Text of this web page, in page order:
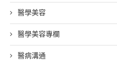
醫學美容
醫學美容專欄
醫病溝通